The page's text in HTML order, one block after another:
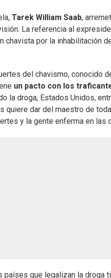
Tarek William Saab,
La referencia al
chavista por la inhabilitación
del chavismo, conocido
un pacto con los
la droga, Estados Unidos,
quiere dar del maestro de
y la gente enferma en
países que legalizan la droga